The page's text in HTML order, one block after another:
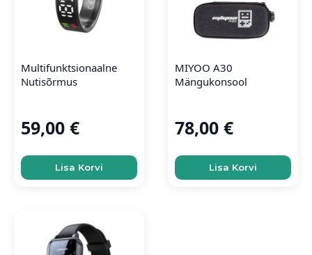
Multifunktsionaalne
Nutisõrmus
59,00 €
Lisa Korvi
MIYOO A30
Mängukonsool
78,00 €
Lisa Korvi